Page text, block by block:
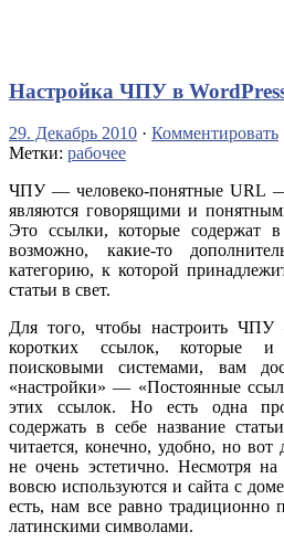
Настройка ЧПУ в
29. Декабрь 2010 · Комментировать
Метки: рабочее
ЧПУ — человеко-понятные URL —
являются говорящими и
Это ссылки, которые содержат
возможно, какие-то
категорию, к которой
статьи в свет.
Для того, чтобы настроить
коротких ссылок, которые и
поисковыми системами, вам
«настройки» — «Постоянные
этих ссылок. Но есть одна
содержать в себе название
читается, конечно, удобно, но вот
не очень эстетично. Несмотря
вовсю используются и сайта с
есть, нам все равно традиционно
латинскими символами.